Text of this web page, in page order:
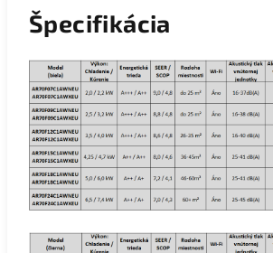
Špecifikácia